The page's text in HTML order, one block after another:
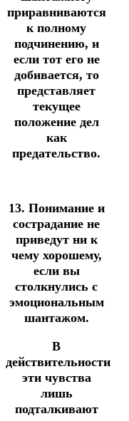
приравниваются
к полному
подчинению, и
если тот его не
добивается, то
представляет
текущее
положение дел
как
предательство.
13. Понимание и
сострадание не
приведут ни к
чему хорошему,
если вы
столкнулись с
эмоциональным
шантажом.
В
действительности
эти чувства
лишь
подталкивают